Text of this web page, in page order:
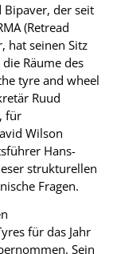
Bipaver, der seit
(Retread
hat seinen Sitz
Räume des
tyre and wheel
Ruud
für
Wilson
Hans-
strukturellen
Fragen.
für das Jahr
Sein